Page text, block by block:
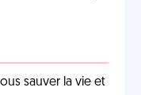
sauver la vie et